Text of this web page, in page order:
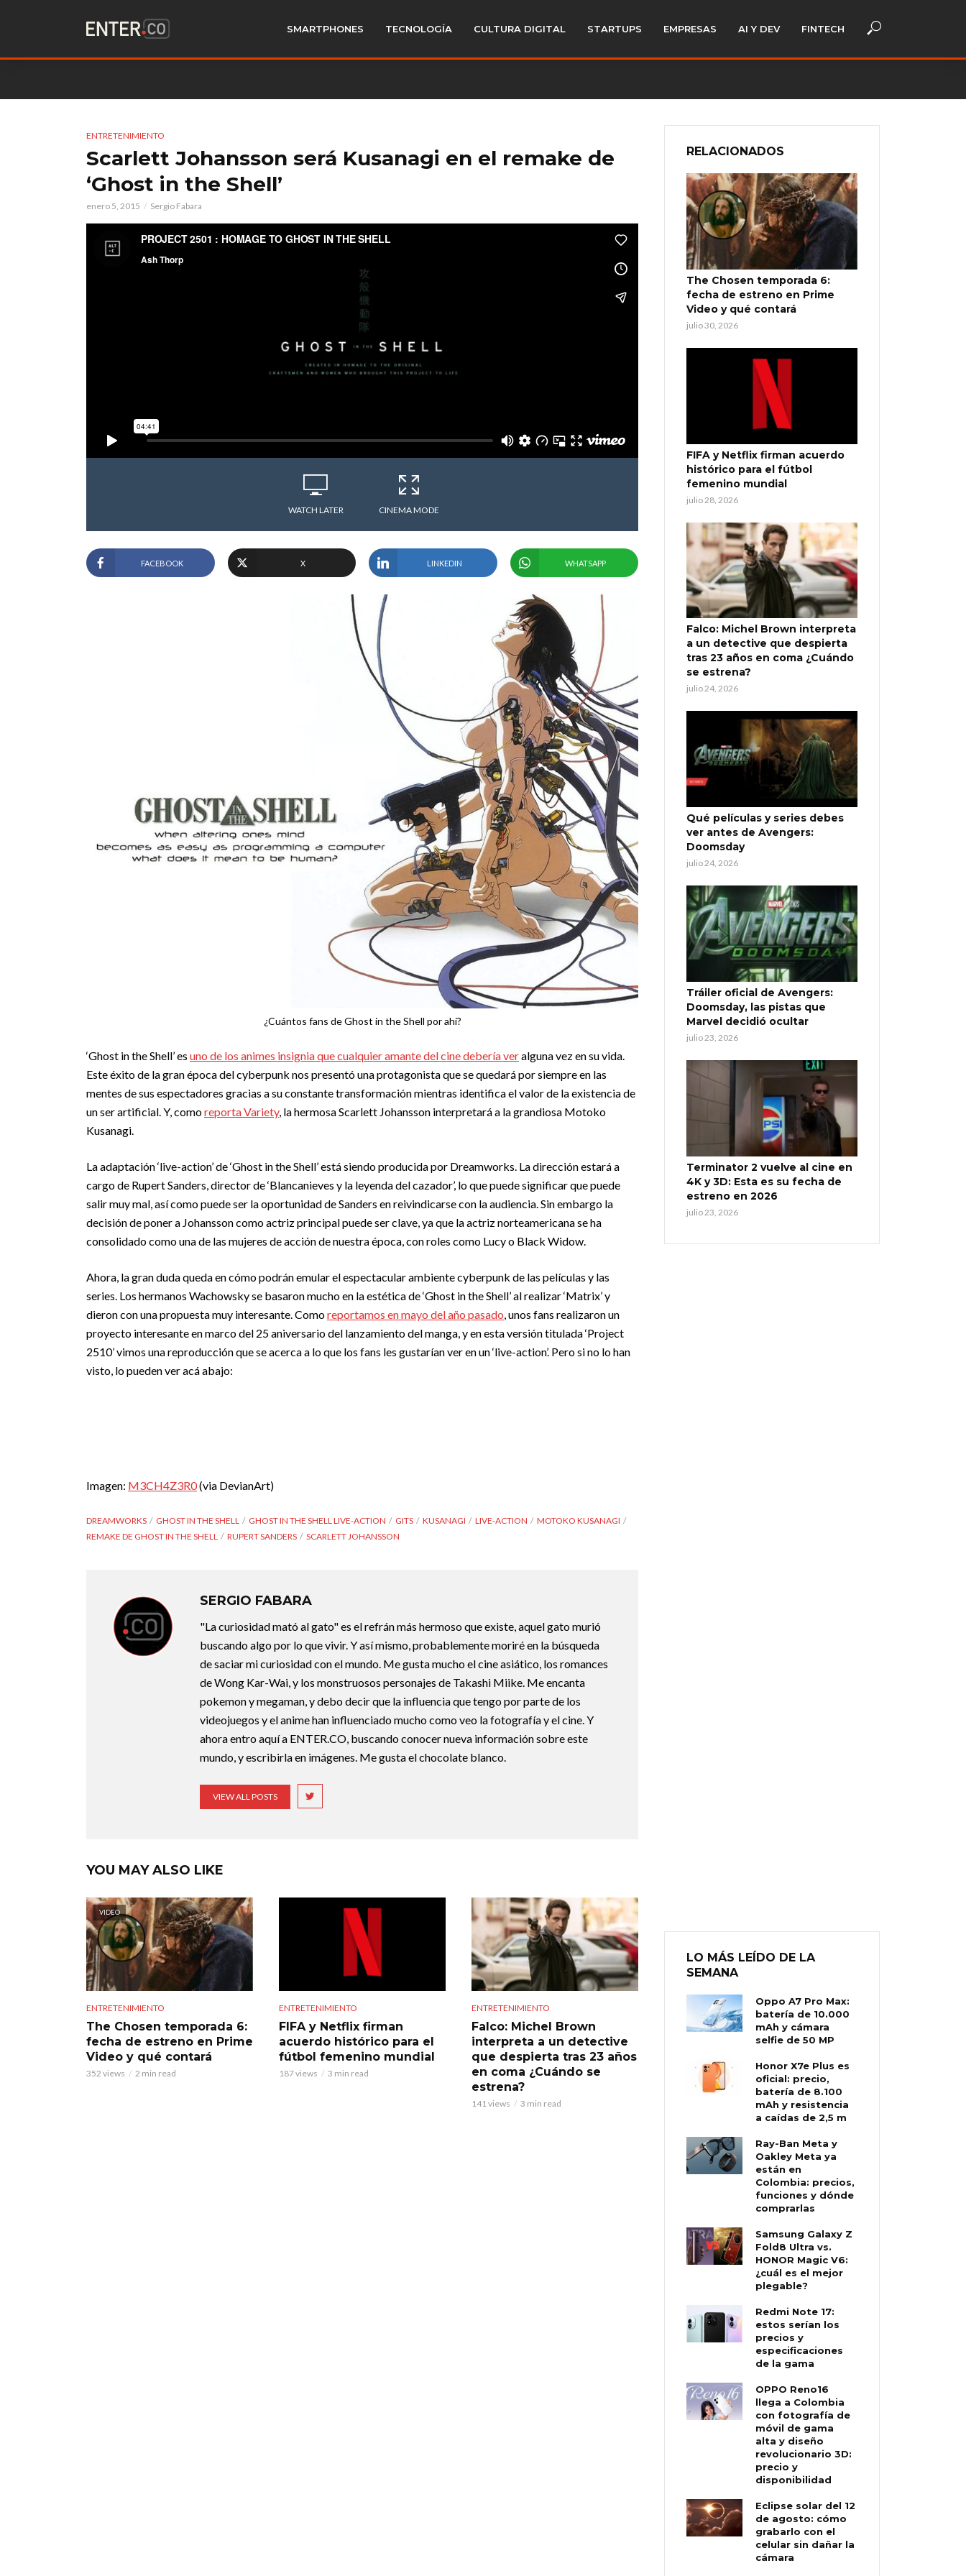
SMARTPHONES TECNOLOGÍA CULTURA DIGITAL STARTUPS EMPRESAS AI Y DEV FINTECH
ENTRETENIMIENTO
Scarlett Johansson será Kusanagi en el remake de
‘Ghost in the Shell’
enero 5, 2015 Sergio Fabara
WATCH LATER CINEMA MODE
FACEBOOK X LINKEDIN WHATSAPP
¿Cuántos fans de Ghost in the Shell por ahí?
‘Ghost in the Shell’ es uno de los animes insignia que cualquier amante del cine debería veralguna vez en su vida.
Este éxito de la gran época del cyberpunk nos presentó una protagonista que se quedará por siempre en las
mentes de sus espectadores gracias a su constante transformación mientras identifica el valor de la existencia de
un ser artificial. Y, comoreporta Variety, la hermosa Scarlett Johansson interpretará a la grandiosa Motoko
Kusanagi.
La adaptación ‘live-action’ de ‘Ghost in the Shell’ está siendo producida por Dreamworks. La dirección estará a
cargo de Rupert Sanders, director de ‘Blancanieves y la leyenda del cazador’, lo que puede significar que puede
salir muy mal, así como puede ser la oportunidad de Sanders en reivindicarse con la audiencia. Sin embargo la
decisión de poner a Johansson como actriz principal puede ser clave, ya que la actriz norteamericana se ha
consolidado como una de las mujeres de acción de nuestra época, con roles como Lucy o Black Widow.
Ahora, la gran duda queda en cómo podrán emular el espectacular ambiente cyberpunk de las películas y las
series. Los hermanos Wachowsky se basaron mucho en la estética de ‘Ghost in the Shell’ al realizar ‘Matrix’ y
dieron con una propuesta muy interesante. Comoreportamos en mayo del año pasado, unos fans realizaron un
proyecto interesante en marco del 25 aniversario del lanzamiento del manga, y en esta versión titulada ‘Project
2510’ vimos una reproducción que se acerca a lo que los fans les gustarían ver en un ‘live-action’. Pero si no lo han
visto, lo pueden ver acá abajo:
Imagen: M3CH4Z3R0(via DevianArt)
DREAMWORKS GHOST IN THE SHELL GHOST IN THE SHELL LIVE-ACTION GITS KUSANAGI LIVE-ACTION
MOTOKO KUSANAGI
REMAKE DE GHOST IN THE SHELL
RUPERT SANDERS SCARLETT JOHANSSON
SERGIO FABARA
"La curiosidad mató al gato" es el refrán más hermoso que existe, aquel gato murió
buscando algo por lo que vivir. Y así mismo, probablemente moriré en la búsqueda
de saciar mi curiosidad con el mundo. Me gusta mucho el cine asiático, los romances
de Wong Kar-Wai, y los monstruosos personajes de Takashi Miike. Me encanta
pokemon y megaman, y debo decir que la influencia que tengo por parte de los
videojuegos y el anime han influenciado mucho como veo la fotografía y el cine. Y
ahora entro aquí a ENTER.CO, buscando conocer nueva información sobre este
mundo, y escribirla en imágenes. Me gusta el chocolate blanco.
VIEW ALL POSTS
YOU MAY ALSO LIKE
VIDEO
ENTRETENIMIENTO
The Chosen temporada 6:
fecha de estreno en Prime
Video y qué contará
352 views 2 min read
ENTRETENIMIENTO
FIFA y Netflix firman
acuerdo histórico para el
fútbol femenino mundial
187 views 3 min read
ENTRETENIMIENTO
Falco: Michel Brown
interpreta a un detective
que despierta tras 23 años
en coma ¿Cuándo se
estrena?
141 views 3 min read
RELACIONADOS
The Chosen temporada 6:
fecha de estreno en Prime
Video y qué contará
julio 30, 2026
FIFA y Netflix firman acuerdo
histórico para el fútbol
femenino mundial
julio 28, 2026
Falco: Michel Brown interpreta
a un detective que despierta
tras 23 años en coma ¿Cuándo
se estrena?
julio 24, 2026
Qué películas y series debes
ver antes de Avengers:
Doomsday
julio 24, 2026
Tráiler oficial de Avengers:
Doomsday, las pistas que
Marvel decidió ocultar
julio 23, 2026
Terminator 2 vuelve al cine en
4K y 3D: Esta es su fecha de
estreno en 2026
julio 23, 2026
LO MÁS LEÍDO DE LA
SEMANA
Oppo A7 Pro Max:
batería de 10.000
mAh y cámara
selfie de 50 MP
Honor X7e Plus es
oficial: precio,
batería de 8.100
mAh y resistencia
a caídas de 2,5 m
Ray-Ban Meta y
Oakley Meta ya
están en
Colombia: precios,
funciones y dónde
comprarlas
Samsung Galaxy Z
Fold8 Ultra vs.
HONOR Magic V6:
¿cuál es el mejor
plegable?
Redmi Note 17:
estos serían los
precios y
especificaciones
de la gama
OPPO Reno16
llega a Colombia
con fotografía de
móvil de gama
alta y diseño
revolucionario 3D:
precio y
disponibilidad
Eclipse solar del 12
de agosto: cómo
grabarlo con el
celular sin dañar la
cámara